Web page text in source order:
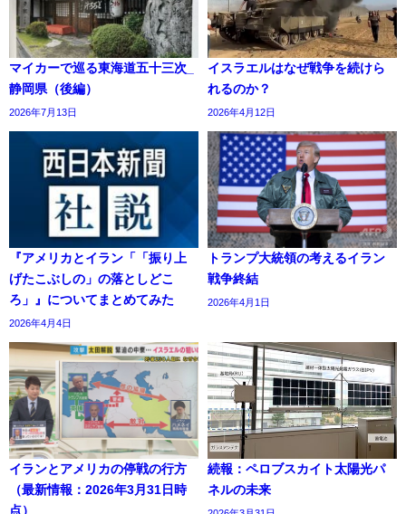
マイカーで巡る東海道五十三次_
静岡県（後編）
2026年7月13日
イスラエルはなぜ戦争を続けら
れるのか？
2026年4月12日
『アメリカとイラン「「振り上
げたこぶしの」の落としどこ
ろ」』についてまとめてみた
2026年4月4日
トランプ大統領の考えるイラン
戦争終結
2026年4月1日
イランとアメリカの停戦の行方
（最新情報：2026年3月31日時
点）
続報：ペロブスカイト太陽光パ
ネルの未来